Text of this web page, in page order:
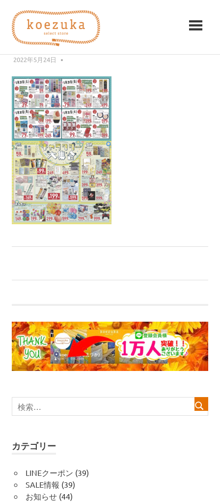
ツ
koezuka（こ
か）
つ
る
シ
ア
ワ
セ。
スクリーンショット 2022-05-24
13.15.32
2022年5月24日
稿
ビ
ゲ
ー
ョ
記
カテゴリー
LINEクーポン (39)
SALE情報 (39)
お知らせ(44)